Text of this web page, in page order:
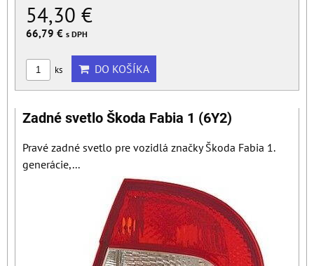
54,30 €
66,79 € s DPH
ks DO KOŠÍKA
Zadné svetlo Škoda Fabia 1 (6Y2)
Pravé zadné svetlo pre vozidlá značky Škoda Fabia 1.
generácie,...